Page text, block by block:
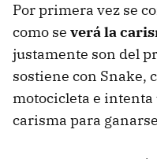
Por primera vez se
como se verá la
justamente son del
sostiene con Snake,
motocicleta e
carisma para